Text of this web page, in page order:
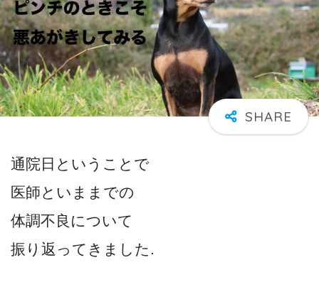
通院日ということで
医師といままでの
体調不良について
振り返ってきました.